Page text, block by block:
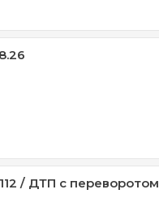
/ ДТП с переворотом